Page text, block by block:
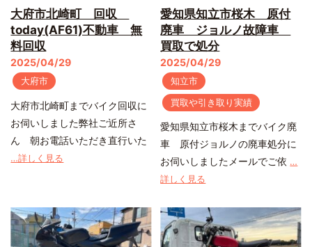
大府市北崎町 回収
today(AF61)不動車 無
料回収
2025/04/29
大府市
大府市北崎町までバイク回収に
お伺いしました弊社ご近所さ
ん 朝お電話いただき直行いた
…詳しく見る
愛知県知立市桜木 原付
廃車 ジョルノ故障車
買取で処分
2025/04/29
知立市
買取や引き取り実績
愛知県知立市桜木までバイク廃
車 原付ジョルノの廃車処分に
お伺いしましたメールでご依 …
詳しく見る